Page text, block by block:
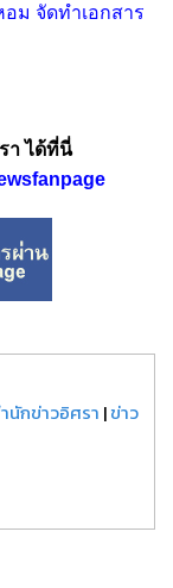
ม จัดทำเอกสาร
า ได้ที่นี่
นักข่าวอิศรา |ข่าว